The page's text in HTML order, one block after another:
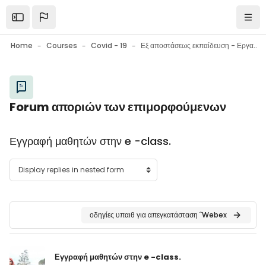
Open the sidebar
Home Courses Covid - 19 Εξ αποστάσεως εκπαίδευση - Εργαλεία επικοινωνίας - Εργαλεία συνεργασίας - Συμβουλές
Blocks
Forum αποριών των επιμορφούμενων
Blocks
Εγγραφή μαθητών στην e -class.
οδηγίες υπαιθ για απεγκατάσταση ΅Webex
Εγγραφή μαθητών στην e -class.
Number of replies: 0